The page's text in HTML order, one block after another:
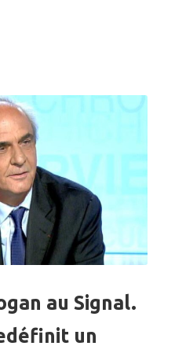
au Signal.
un